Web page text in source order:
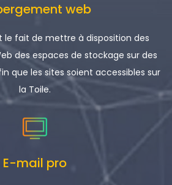
web
le fait de mettre à disposition des
des espaces de stockage sur des
que les sites soient accessibles sur
la Toile.
E-mail pro